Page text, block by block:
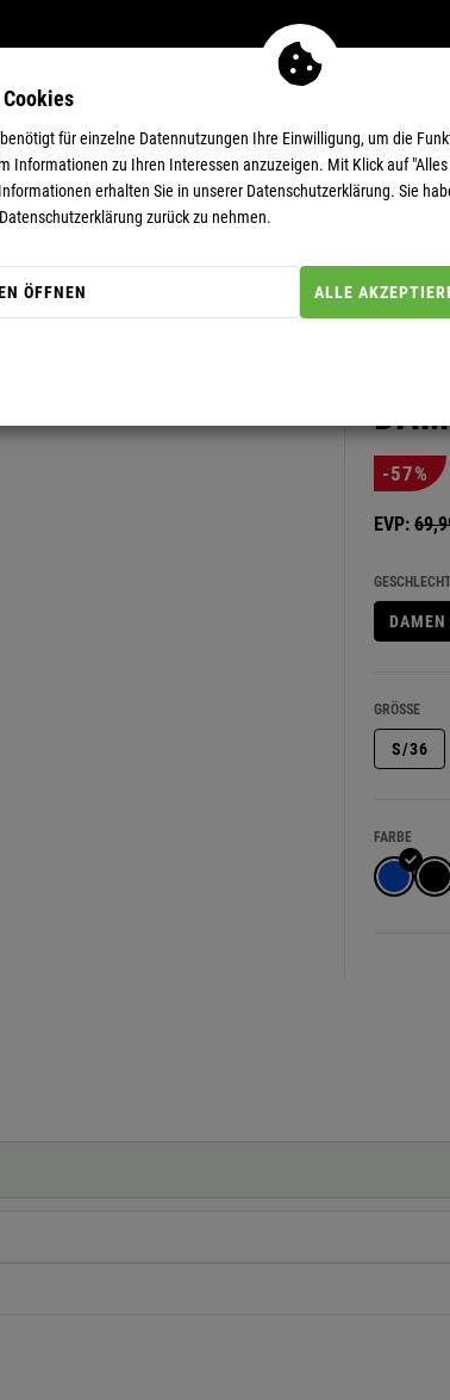
DAMEN
Artikel-
-57%
EVP: 69,
GESCHLECHT
DAMEN
GRÖSSE
S/36
FARBE
für einzelne Datennutzungen Ihre Einwilligung, um die
Informationen zu Ihren Interessen anzuzeigen. Mit Klick auf
erhalten Sie in unserer Datenschutzerklärung. Sie
zurück zu nehmen.
ÖFFNEN ALLE